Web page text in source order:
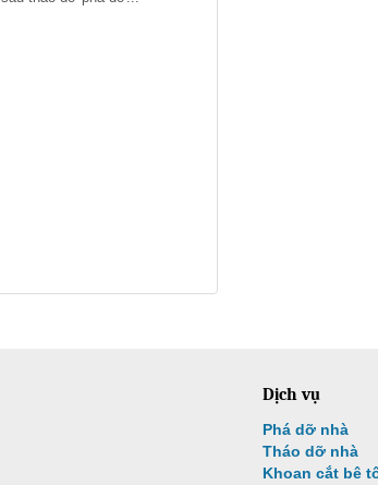
Dịch vụ
Phá dỡ nhà
Tháo dỡ nhà
Khoan cắt bê